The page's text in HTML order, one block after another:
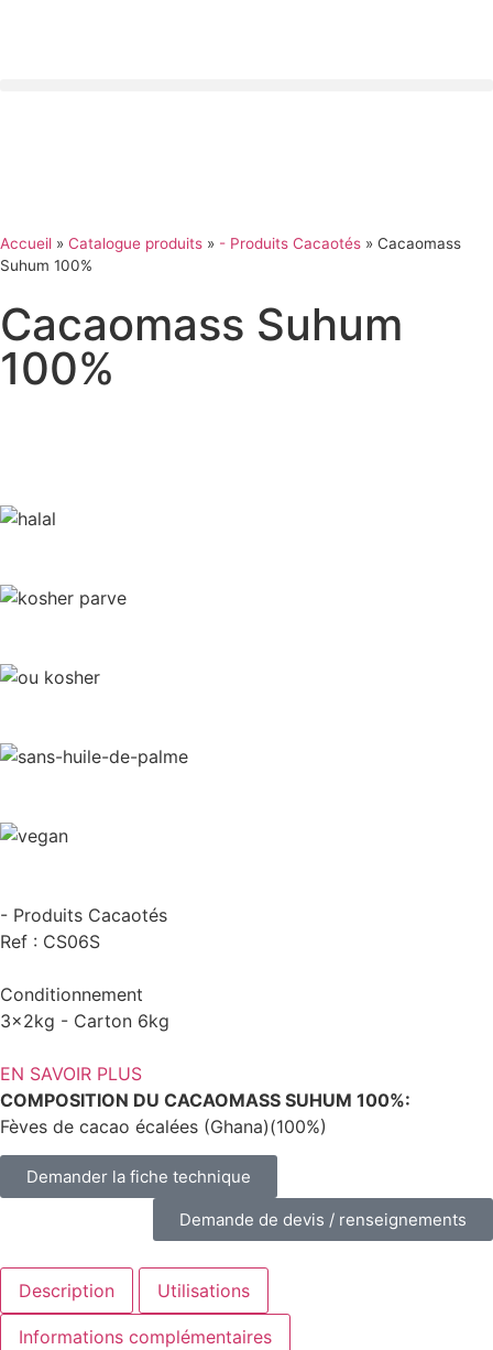
Accueil » Catalogue produits » - Produits Cacaotés » Cacaomass
Suhum 100%
Cacaomass Suhum
100%
- Produits Cacaotés
Ref : CS06S
Conditionnement
3x2kg - Carton 6kg
EN SAVOIR PLUS
COMPOSITION DU CACAOMASS SUHUM 100%:
Fèves de cacao écalées (Ghana)(100%)
Demander la fiche technique
Demande de devis / renseignements
Description Utilisations
Informations complémentaires